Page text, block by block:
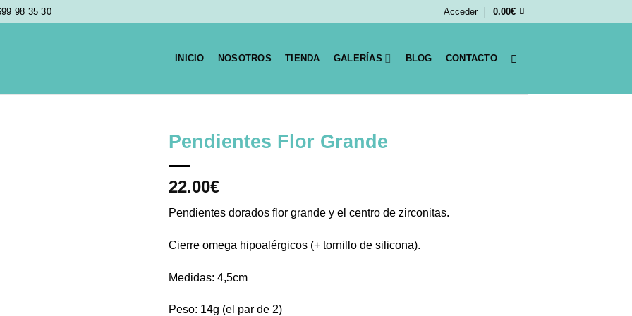
98 35 30 Acceder 0.00€
INICIO NOSOTROS TIENDA GALERÍAS BLOG CONTACTO
Pendientes Flor Grande
22.00€
Pendientes dorados flor grande y el centro de zirconitas.
Cierre omega hipoalérgicos (+ tornillo de silicona).
Medidas: 4,5cm
Peso: 14g (el par de 2)